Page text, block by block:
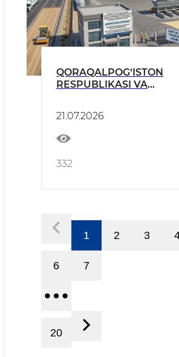
QORAQALPOG‘ISTON
RESPUBLIKASI VA
ASOSIDA YO‘L QURILISHI
MATERIALLARI VA
KONSTRUKSIYALARINI
CHIQARISHNI TASHKIL
ETISHGA TAKLIF E’LON
21.07.2026
332
1 2 3
6 7
20